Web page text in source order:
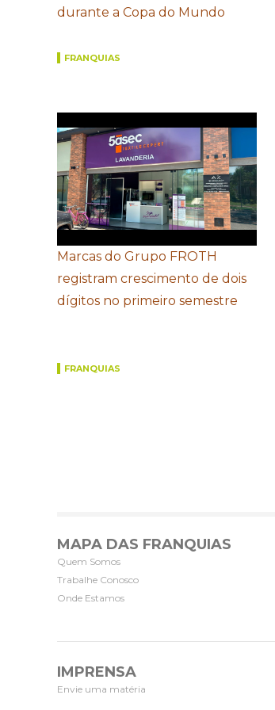
durante a Copa do Mundo
FRANQUIAS
Marcas do Grupo FROTH
registram crescimento de dois
dígitos no primeiro semestre
FRANQUIAS
MAPA DAS FRANQUIAS
Quem Somos
Trabalhe Conosco
Onde Estamos
IMPRENSA
Envie uma matéria